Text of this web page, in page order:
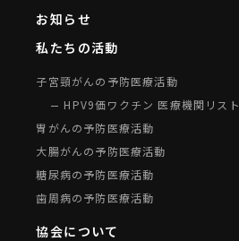
お知らせ
私たちの活動
子宮頸がんの予防医療活動
HPV9価ワクチン 医療機関リスト
胃がんの予防医療活動
大腸がんの予防医療活動
糖尿病の予防医療活動
歯周病の予防医療活動
協会について